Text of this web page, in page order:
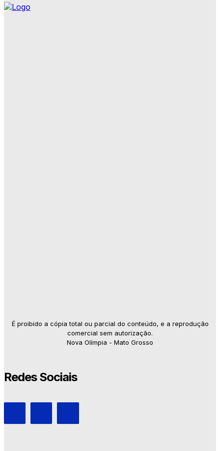
É proibido a cópia total ou parcial do conteúdo, e a reprodução
comercial sem autorização.
Nova Olímpia - Mato Grosso
Redes Sociais